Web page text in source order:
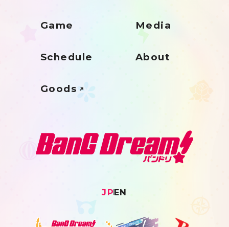
Game Media
Schedule About
Goods
JPEN